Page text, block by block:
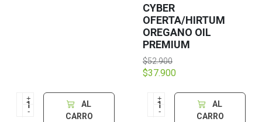
+
-
AL
CARRO
CYBER
OFERTA/HIRTUM
OREGANO OIL
PREMIUM
$52.900
$37.900
+
-
AL
CARRO